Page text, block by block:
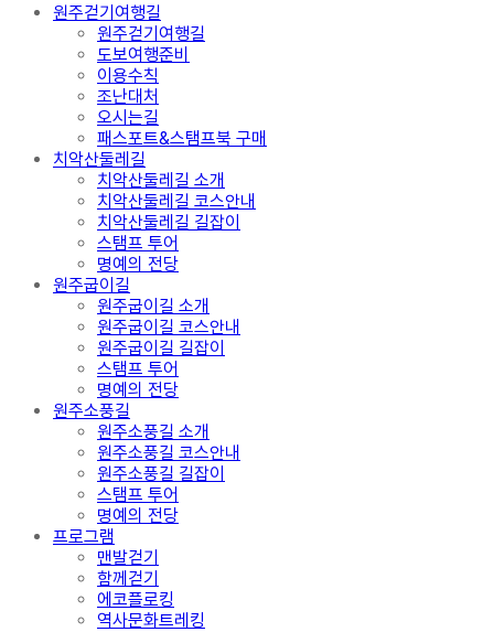
원주걷기여행길
원주걷기여행길
도보여행준비
이용수칙
조난대처
오시는길
패스포트&스탬프북 구매
치악산둘레길
치악산둘레길 소개
치악산둘레길 코스안내
치악산둘레길 길잡이
스탬프 투어
명예의 전당
원주굽이길
원주굽이길 소개
원주굽이길 코스안내
원주굽이길 길잡이
스탬프 투어
명예의 전당
원주소풍길
원주소풍길 소개
원주소풍길 코스안내
원주소풍길 길잡이
스탬프 투어
명예의 전당
프로그램
맨발걷기
함께걷기
에코플로킹
역사문화트레킹